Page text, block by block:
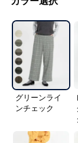
グリーンライ
ンチェック